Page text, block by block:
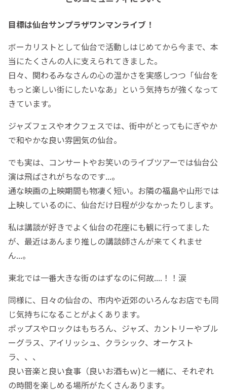
目標は仙台サンプラザワンマンライブ！
ボーカリストとして仙台で活動しはじめてから今まで、本
当にたくさんの人に支えられてきました。
日々、関わるみなさんの心の温かさを実感しつつ「仙台を
もっと楽しい街にしたいなあ」という気持ちが強くなって
きています。
ジャズフェスやオクフェスでは、街中がとってもにぎやか
で和やかな良い雰囲気の仙台。
でも実は、コンサートやお笑いのライブツアーでは仙台公
演は飛ばされがちなのです...。
通な映画の上映期間も物凄く短い。お隣の福島や山形では
上映しているのに、仙台だけ日程が少なかったりします。
私は講談が好きでよく仙台の花座にも観に行ってました
が、最近はあんまり推しの講談師さんが来てくれませ
ん...。
東北では一番大きな街のはずなのに何故....！！涙
同様に、日々の仙台の、市内や近郊のいろんなお店でも同
じ気持ちになることがよくあります。
ポップスやロックはもちろん、ジャズ、カントリーやブル
ーグラス、アイリッシュ、クラシック、オーケスト
ラ、、、
良い音楽と良い食事（良いお酒もｗ)と一緒に、それぞれ
の時間を楽しめる場所がたくさんあります。